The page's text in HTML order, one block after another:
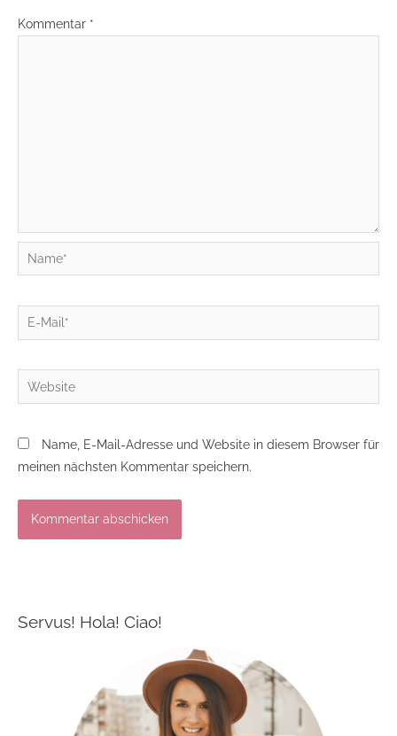
Kommentar *
Name*
E-
Mail*
Website
Name, E-Mail-Adresse und Website in diesem Browser für
meinen nächsten Kommentar speichern.
Servus! Hola! Ciao!